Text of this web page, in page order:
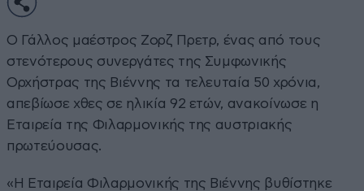
Ο Γάλλος μαέστρος Ζορζ Πρετρ, ένας από τους
στενότερους συνεργάτες της Συμφωνικής
Ορχήστρας της Βιέννης τα τελευταία 50 χρόνια,
απεβίωσε χθες σε ηλικία 92 ετών, ανακοίνωσε η
Εταιρεία της Φιλαρμονικής της αυστριακής
πρωτεύουσας.
«Η Εταιρεία Φιλαρμονικής της Βιέννης βυθίστηκε